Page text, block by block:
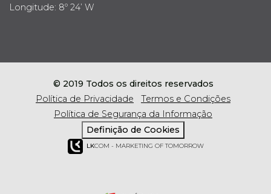
Longitude: 8º 24’ W
© 2019 Todos os direitos reservados
Política de Privacidade
Termos e Condições
Política de Segurança da Informação
Definição de Cookies
LKCOM - MARKETING OF TOMORROW